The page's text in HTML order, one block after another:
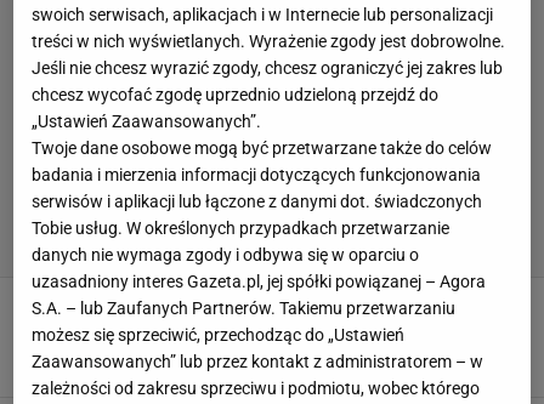
Gortat nie wytrzymał. Napisał do Manchesteru
United. "Błagam"
Norbert Amlicki,3 LUTEGO 2025, 18:04
swoich serwisach, aplikacjach i w Internecie lub personalizacji
treści w nich wyświetlanych. Wyrażenie zgody jest dobrowolne.
Jeśli nie chcesz wyrazić zgody, chcesz ograniczyć jej zakres lub
chcesz wycofać zgodę uprzednio udzieloną przejdź do
„Ustawień Zaawansowanych”.
Twoje dane osobowe mogą być przetwarzane także do celów
badania i mierzenia informacji dotyczących funkcjonowania
serwisów i aplikacji lub łączone z danymi dot. świadczonych
Tobie usług. W określonych przypadkach przetwarzanie
danych nie wymaga zgody i odbywa się w oparciu o
uzasadniony interes Gazeta.pl, jej spółki powiązanej – Agora
S.A. – lub Zaufanych Partnerów. Takiemu przetwarzaniu
możesz się sprzeciwić, przechodząc do „Ustawień
Zaawansowanych” lub przez kontakt z administratorem – w
zależności od zakresu sprzeciwu i podmiotu, wobec którego